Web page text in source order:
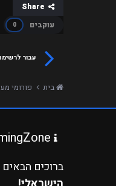
עוקבים
0
עבור
בית פורומי
ברוכים